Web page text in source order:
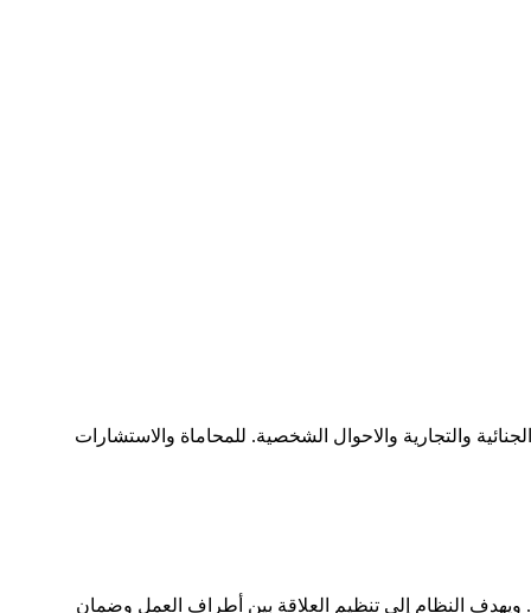
واستشارات في جميع أنواع القضايا الجنائية والتجارية والاحوال الشخصية. للمحاماة والاستشارات
العربية السعودية وفقًا لنظام العمل السعودي الصادر بالمرسوم الملكي رقم (م/51) لعام 1426هـ وتعديلاته. ويهدف النظام إلى تنظيم العلاقة بين أطراف العمل وضمان